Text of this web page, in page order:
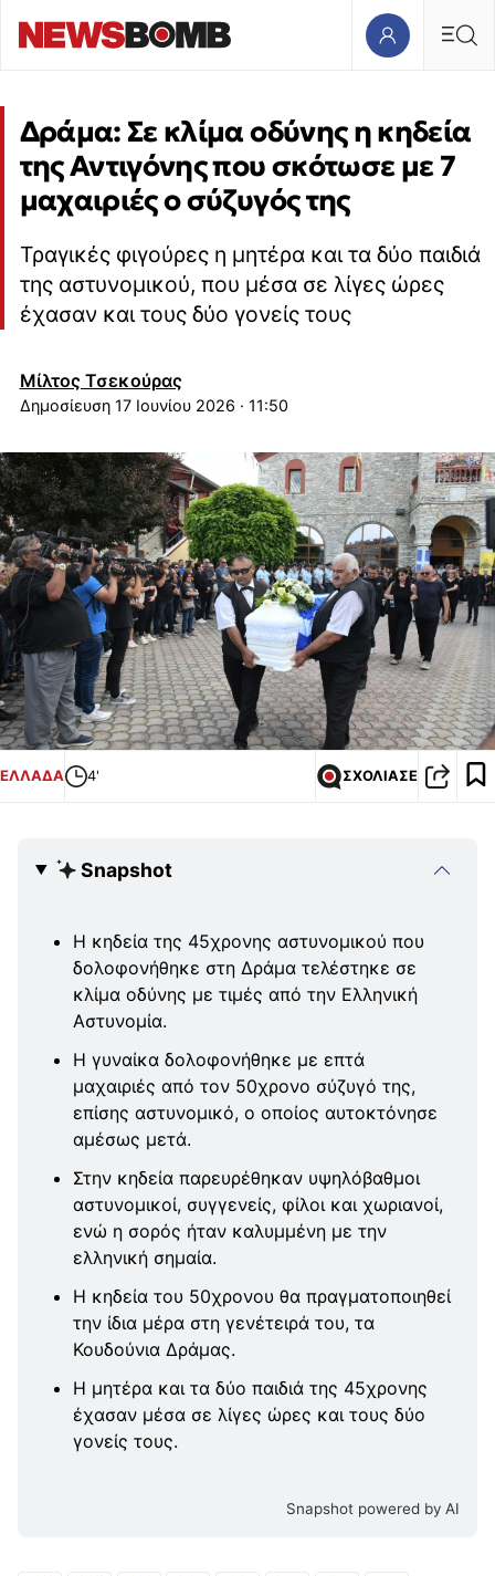
Δράμα: Σε κλίμα οδύνης η κηδεία
της Αντιγόνης που σκότωσε με 7
μαχαιριές ο σύζυγός της
Τραγικές φιγούρες η μητέρα και τα δύο παιδιά
της αστυνομικού, που μέσα σε λίγες ώρες
έχασαν και τους δύο γονείς τους
Μίλτος Τσεκούρας
17 Ιουνίου 2026 · 11:50
ΕΛΛΑΔΑ 4' ΣΧΟΛΙΑΣΕ
Snapshot
Η κηδεία της 45χρονης αστυνομικού που
δολοφονήθηκε στη Δράμα τελέστηκε σε
κλίμα οδύνης με τιμές από την Ελληνική
Αστυνομία.
Η γυναίκα δολοφονήθηκε με επτά
μαχαιριές από τον 50χρονο σύζυγό της,
επίσης αστυνομικό, ο οποίος αυτοκτόνησε
αμέσως μετά.
Στην κηδεία παρευρέθηκαν υψηλόβαθμοι
αστυνομικοί, συγγενείς, φίλοι και χωριανοί,
ενώ η σορός ήταν καλυμμένη με την
ελληνική σημαία.
Η κηδεία του 50χρονου θα πραγματοποιηθεί
την ίδια μέρα στη γενέτειρά του, τα
Κουδούνια Δράμας.
Η μητέρα και τα δύο παιδιά της 45χρονης
έχασαν μέσα σε λίγες ώρες και τους δύο
γονείς τους.
Snapshot powered by AI